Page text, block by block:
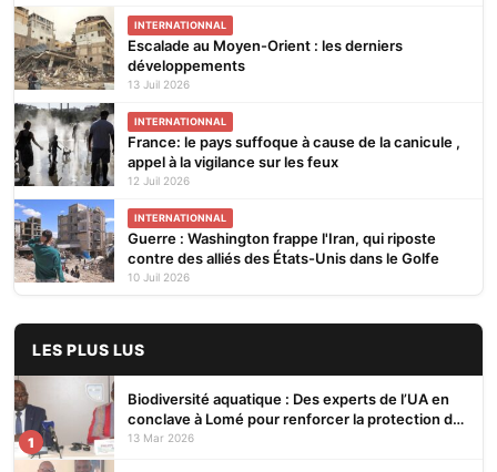
INTERNATIONNAL
Escalade au Moyen-Orient : les derniers
développements
13 Juil 2026
INTERNATIONNAL
France: le pays suffoque à cause de la canicule ,
appel à la vigilance sur les feux
12 Juil 2026
INTERNATIONNAL
Guerre : Washington frappe l'Iran, qui riposte
contre des alliés des États-Unis dans le Golfe
10 Juil 2026
LES PLUS LUS
1
Biodiversité aquatique : Des experts de l’UA en
conclave à Lomé pour renforcer la protection des
écosystèmes
13 Mar 2026